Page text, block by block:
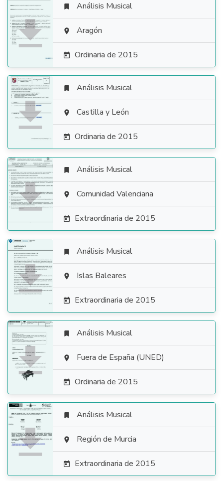

 Análisis Musical
 Aragón
 Ordinaria de 2015

 Análisis Musical
 Castilla y León
 Ordinaria de 2015

 Análisis Musical
 Comunidad Valenciana
 Extraordinaria de 2015

 Análisis Musical
 Islas Baleares
 Extraordinaria de 2015

 Análisis Musical
 Fuera de España (UNED)
 Ordinaria de 2015

 Análisis Musical
 Región de Murcia
 Extraordinaria de 2015